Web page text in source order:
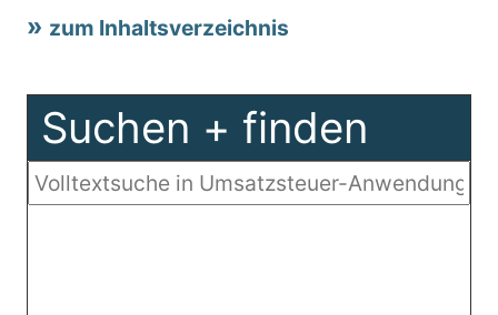
zum Inhaltsverzeichnis
Suchen + finden